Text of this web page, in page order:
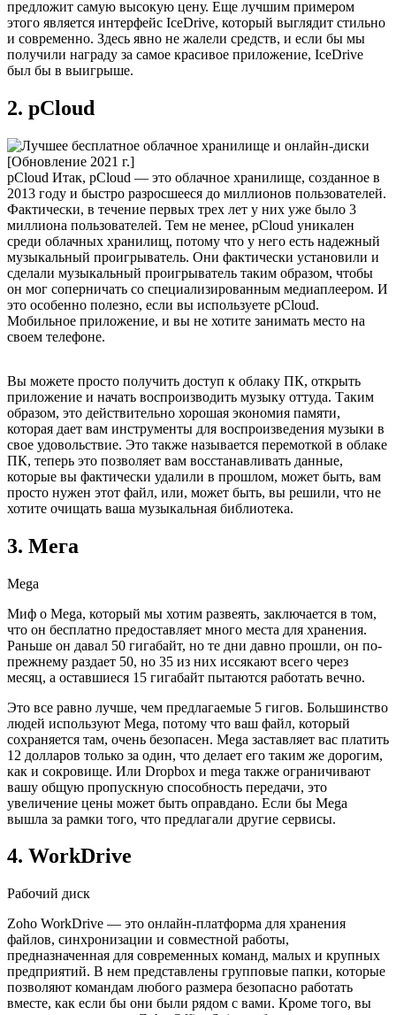
предложит самую высокую цену. Еще лучшим примером
этого является интерфейс IceDrive, который выглядит стильно
и современно. Здесь явно не жалели средств, и если бы мы
получили награду за самое красивое приложение, IceDrive
был бы в выигрыше.
2. pCloud
pCloud Итак, pCloud — это облачное хранилище, созданное в
2013 году и быстро разросшееся до миллионов пользователей.
Фактически, в течение первых трех лет у них уже было 3
миллиона пользователей. Тем не менее, pCloud уникален
среди облачных хранилищ, потому что у него есть надежный
музыкальный проигрыватель. Они фактически установили и
сделали музыкальный проигрыватель таким образом, чтобы
он мог соперничать со специализированным медиаплеером. И
это особенно полезно, если вы используете pCloud.
Мобильное приложение, и вы не хотите занимать место на
своем телефоне.
Вы можете просто получить доступ к облаку ПК, открыть
приложение и начать воспроизводить музыку оттуда. Таким
образом, это действительно хорошая экономия памяти,
которая дает вам инструменты для воспроизведения музыки в
свое удовольствие. Это также называется перемоткой в ​​​​облаке
ПК, теперь это позволяет вам восстанавливать данные,
которые вы фактически удалили в прошлом, может быть, вам
просто нужен этот файл, или, может быть, вы решили, что не
хотите очищать ваша музыкальная библиотека.
3. Мега
Mega
Миф о Mega, который мы хотим развеять, заключается в том,
что он бесплатно предоставляет много места для хранения.
Раньше он давал 50 гигабайт, но те дни давно прошли, он по-
прежнему раздает 50, но 35 из них иссякают всего через
месяц, а оставшиеся 15 гигабайт пытаются работать вечно.
Это все равно лучше, чем предлагаемые 5 гигов. Большинство
людей используют Mega, потому что ваш файл, который
сохраняется там, очень безопасен. Mega заставляет вас платить
12 долларов только за один, что делает его таким же дорогим,
как и сокровище. Или Dropbox и mega также ограничивают
вашу общую пропускную способность передачи, это
увеличение цены может быть оправдано. Если бы Mega
вышла за рамки того, что предлагали другие сервисы.
4. WorkDrive
Рабочий диск
Zoho WorkDrive — это онлайн-платформа для хранения
файлов, синхронизации и совместной работы,
предназначенная для современных команд, малых и крупных
предприятий. В нем представлены групповые папки, которые
позволяют командам любого размера безопасно работать
вместе, как если бы они были рядом с вами. Кроме того, вы